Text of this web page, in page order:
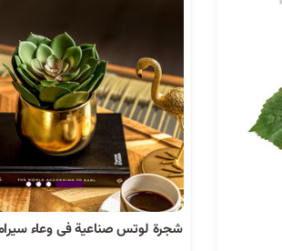
شجرة لوتس صناعية فى وعاء